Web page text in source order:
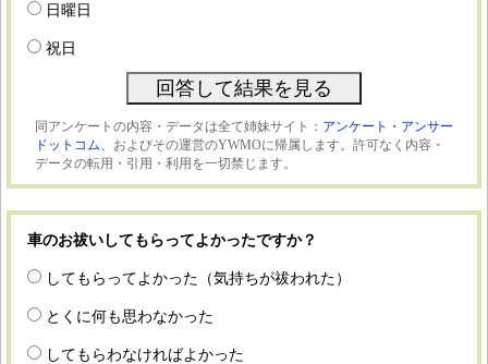
日曜日
祝日
同アンケートの内容・データは全て姉妹サイト： アンケート・アンサー
ドットコム、 およびその運営のYWMOに帰属します。許可なく内容・
データの転用・引用・利用を一切禁じます。
車のお祓いしてもらってよかったですか？
してもらってよかった（気持ちが祓われた）
とくに何も思わなかった
してもらわなければよかった